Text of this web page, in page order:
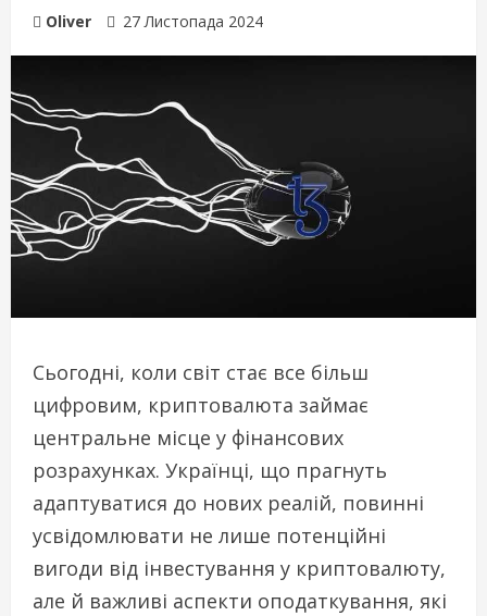
Oliver 27 Листопада 2024
Сьогодні, коли світ стає все більш
цифровим, криптовалюта займає
центральне місце у фінансових
розрахунках. Українці, що прагнуть
адаптуватися до нових реалій, повинні
усвідомлювати не лише потенційні
вигоди від інвестування у криптовалюту,
але й важливі аспекти оподаткування, які